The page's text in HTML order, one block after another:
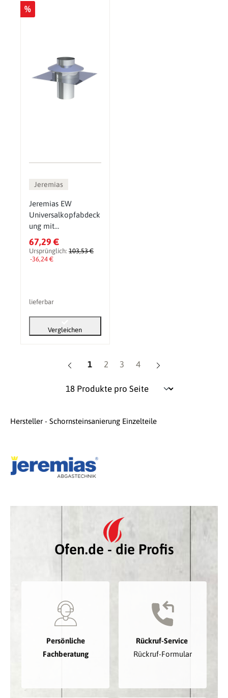
%
Jeremias
Jeremias EW
Universalkopfabdeck
ung mit
Ringspalthinterlüftun
g und Wetterkragen
67,29 €
Ursprünglich: 103,53 €
-36,24 €
lieferbar
Vergleichen
Seite
1 Seite
2 Seite
3 Seite
4
Hersteller - Schornsteinsanierung Einzelteile
Ofen.de - die Profis
Persönliche
Fachberatung
Rückruf-Service
Rückruf-Formular